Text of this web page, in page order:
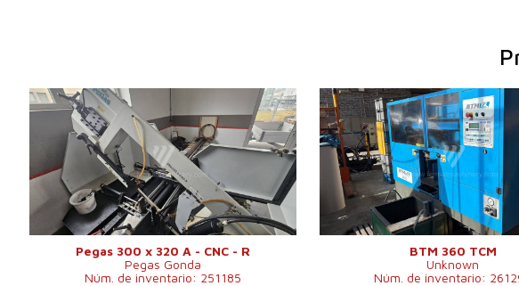
Año de fabricación:
Diámetro máx. del material
cortado
mm
Potencia del motor eléctrico
principal
2,4 kW
Dimensiones largo x ancho x
alto
2310 x 1900 x
1503 mm
Peso de la máquina
904 kg
Sistema de control
No
Pegas 300 x 320 A - CNC - R
Pegas Gonda
Núm. de inventario: 251185
Año de fabricación:
2017
Diámetro máx. del material
cortado
360 mm
Potencia del motor
eléctrico principal
7 kW
Dimensiones largo x ancho
x alto
1785 x
mm mm
Sistema de control
Sí
BTM 360 TCM
Unknown
Núm. de inventario: